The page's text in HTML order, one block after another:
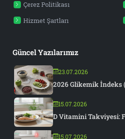
Çerez Politikası
Hizmet Şartları
Güncel Yazılarımız
23.07.2026
2026 Glikemik İndeks
15.07.2026
D Vitamini Takviyesi:
15.07.2026